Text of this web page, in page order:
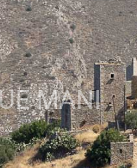
MANI